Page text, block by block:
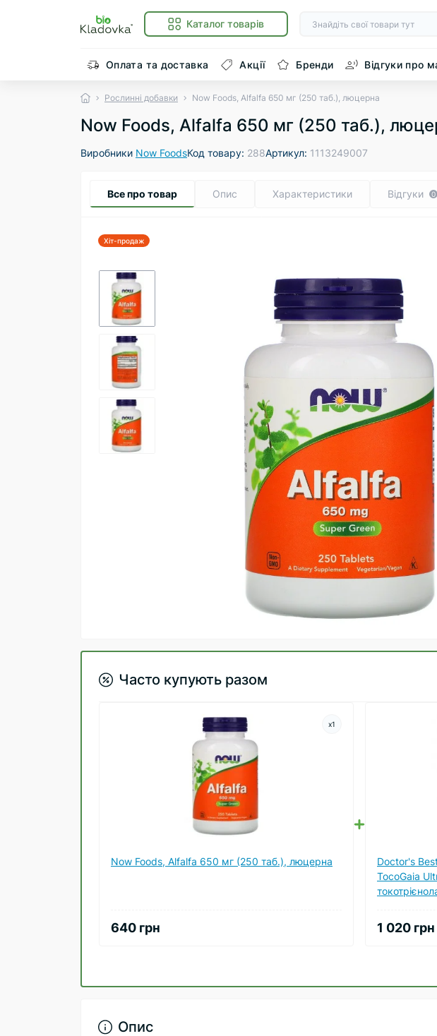
Каталог товарів
Оплата та доставка Акції Бренди Відгуки про
Рослинні добавки Now Foods, Alfalfa 650 мг (250 таб.), люцерна
Now Foods, Alfalfa 650 мг (250 таб.),
Виробники Now FoodsКод товару: 288Артикул: 1113249007
Все про товар Опис Характеристики Відгуки 0
Хіт-продаж
Часто купують разом
x1
Now Foods, Alfalfa 650 мг (250 таб.), люцерна
640 грн
Doctor's
TocoGaia
1 020 грн
Опис